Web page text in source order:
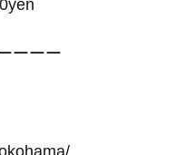
ーーー